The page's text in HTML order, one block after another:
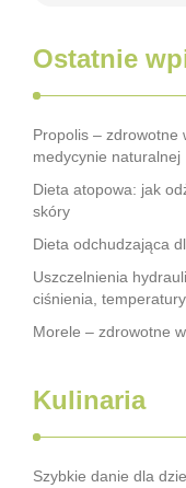
Ostatnie
Propolis – zdrowotne
medycynie naturalnej
Dieta atopowa: jak
skóry
Dieta odchudzająca
Uszczelnienia
ciśnienia,
Morele – zdrowotne
Kulinaria
Szybkie danie dla